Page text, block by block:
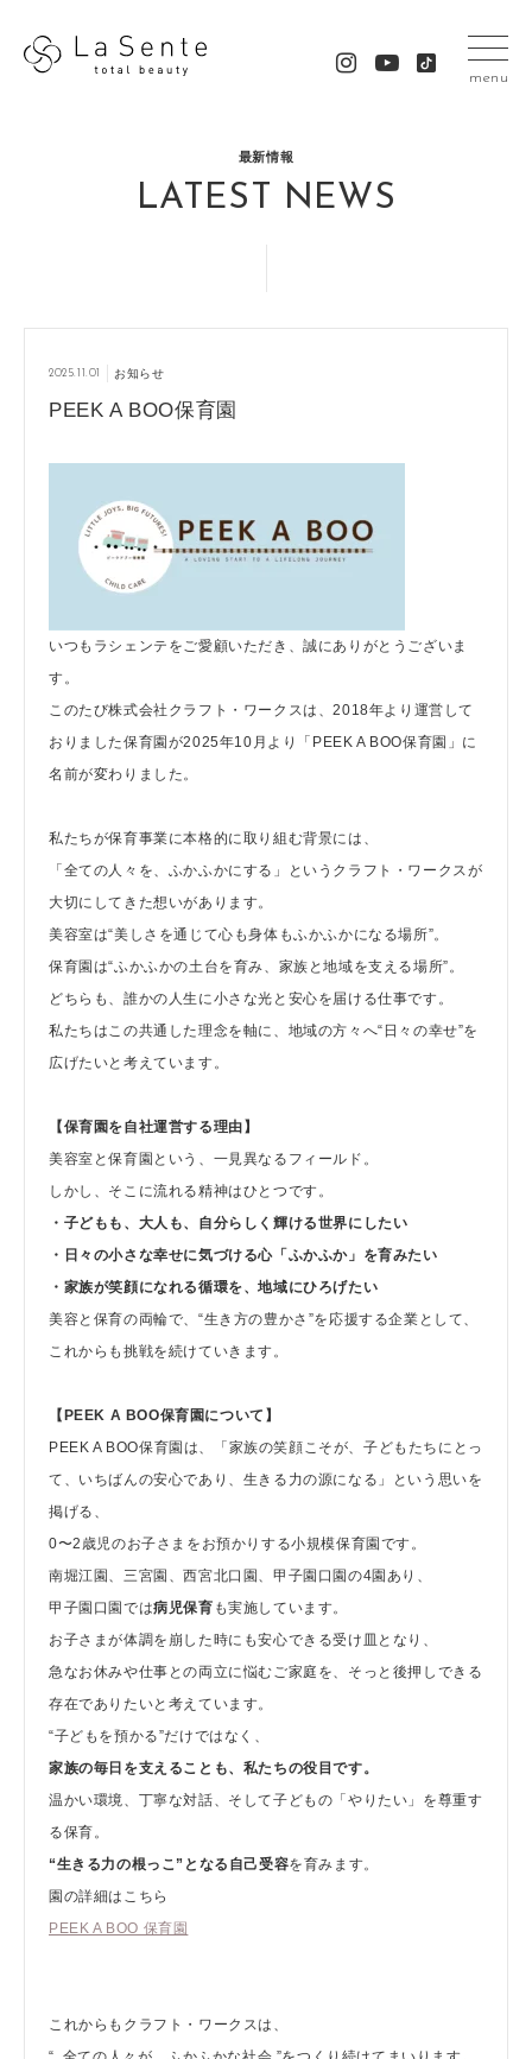
menu
最新情報
LATEST NEWS
2025.11.01 お知らせ
PEEK A BOO保育園
いつもラシェンテをご愛顧いただき、誠にありがとうございま
す。
このたび株式会社クラフト・ワークスは、2018年より運営して
おりました保育園が2025年10月より「PEEK A BOO保育園」に
名前が変わりました。
私たちが保育事業に本格的に取り組む背景には、
「全ての人々を、ふかふかにする」というクラフト・ワークスが
大切にしてきた想いがあります。
美容室は“美しさを通じて心も身体もふかふかになる場所”。
保育園は“ふかふかの土台を育み、家族と地域を支える場所”。
どちらも、誰かの人生に小さな光と安心を届ける仕事です。
私たちはこの共通した理念を軸に、地域の方々へ“日々の幸せ”を
広げたいと考えています。
【保育園を自社運営する理由】
美容室と保育園という、一見異なるフィールド。
しかし、そこに流れる精神はひとつです。
・子どもも、大人も、自分らしく輝ける世界にしたい
・日々の小さな幸せに気づける心「ふかふか」を育みたい
・家族が笑顔になれる循環を、地域にひろげたい
美容と保育の両輪で、“生き方の豊かさ”を応援する企業として、
これからも挑戦を続けていきます。
【PEEK A BOO保育園について】
PEEK A BOO保育園は、「家族の笑顔こそが、子どもたちにとっ
て、いちばんの安心であり、生きる力の源になる」という思いを
掲げる、
0〜2歳児のお子さまをお預かりする小規模保育園です。
南堀江園、三宮園、西宮北口園、甲子園口園の4園あり、
甲子園口園では病児保育 も実施しています。
お子さまが体調を崩した時にも安心できる受け皿となり、
急なお休みや仕事との両立に悩むご家庭を、そっと後押しできる
存在でありたいと考えています。
“子どもを預かる”だけではなく、
家族の毎日を支えることも、私たちの役目です。
温かい環境、丁寧な対話、そして子どもの「やりたい」を尊重す
る保育。
“生きる力の根っこ”となる自己受容を育みます。
園の詳細はこちら
PEEK A BOO 保育園
これからもクラフト・ワークスは、